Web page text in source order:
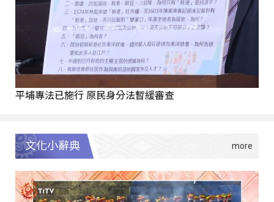
平埔專法已施行 原民身分法暫緩審查
文化小辭典